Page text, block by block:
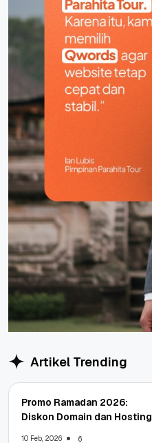
Artikel Trending
Promo Ramadan 2026:
Diskon Domain dan Hosting
10 Feb, 2026 6